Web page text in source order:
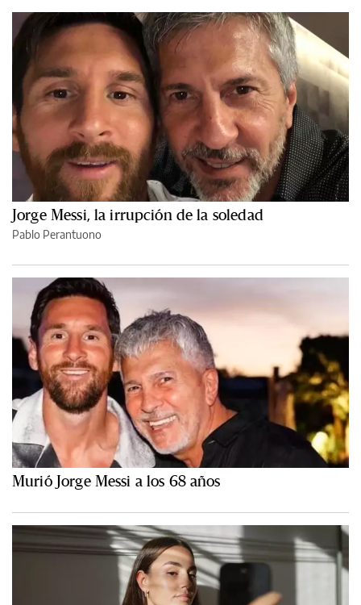
Jorge Messi, la irrupción de la soledad
Pablo Perantuono
Murió Jorge Messi a los 68 años